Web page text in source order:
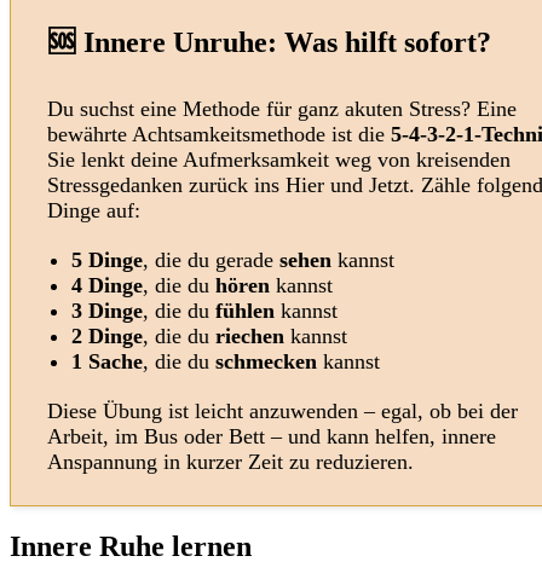
🆘 Innere Unruhe: Was hilft sofort?
Du suchst eine Methode für ganz akuten Stress? Eine
bewährte Achtsamkeitsmethode ist die 5-4-3-2-1-
Sie lenkt deine Aufmerksamkeit weg von kreisenden
Stressgedanken zurück ins Hier und Jetzt. Zähle
Dinge auf:
5 Dinge, die du gerade sehen kannst
4 Dinge, die du hören kannst
3 Dinge, die du fühlen kannst
2 Dinge, die du riechen kannst
1 Sache, die du schmecken kannst
Diese Übung ist leicht anzuwenden – egal, ob bei der
Arbeit, im Bus oder Bett – und kann helfen, innere
Anspannung in kurzer Zeit zu reduzieren.
Innere Ruhe lernen